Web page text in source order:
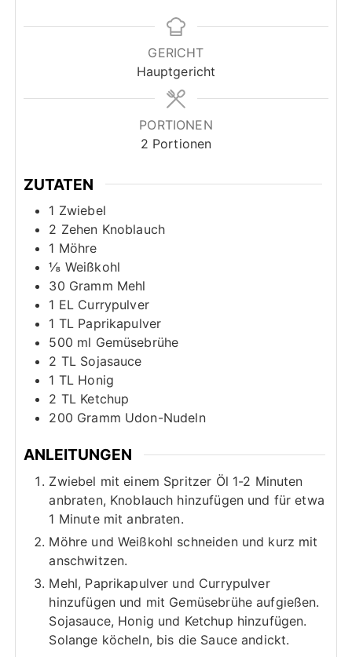
n
n
n
n
GERICHT
Hauptgericht
PORTIONEN
2 Portionen
ZUTATEN
1 Zwiebel
2 Zehen Knoblauch
1 Möhre
⅛ Weißkohl
30 Gramm Mehl
1 EL Currypulver
1 TL Paprikapulver
500 ml Gemüsebrühe
2 TL Sojasauce
1 TL Honig
2 TL Ketchup
200 Gramm Udon-Nudeln
ANLEITUNGEN
Zwiebel mit einem Spritzer Öl 1-2 Minuten
anbraten, Knoblauch hinzufügen und für etwa
1 Minute mit anbraten.
Möhre und Weißkohl schneiden und kurz mit
anschwitzen.
Mehl, Paprikapulver und Currypulver
hinzufügen und mit Gemüsebrühe aufgießen.
Sojasauce, Honig und Ketchup hinzufügen.
Solange köcheln, bis die Sauce andickt.